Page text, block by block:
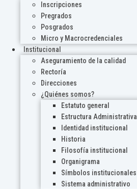
Inscripciones
Pregrados
Posgrados
Micro y Macrocredenciales
Institucional
Aseguramiento de la calidad
Rectoría
Direcciones
¿Quiénes somos?
Estatuto general
Estructura Administrativa
Identidad institucional
Historia
Filosofía institucional
Organigrama
Símbolos institucionales
Sistema administrativo